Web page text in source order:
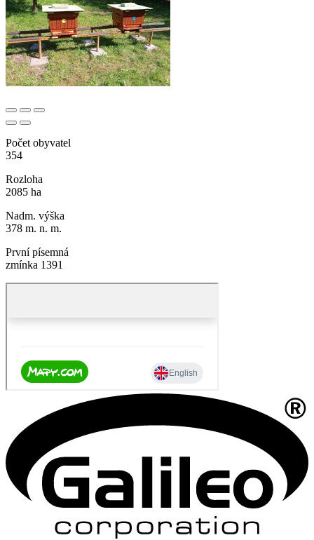
Počet obyvatel
354
Rozloha
2085 ha
Nadm. výška
378 m. n. m.
První písemná
zmínka 1391